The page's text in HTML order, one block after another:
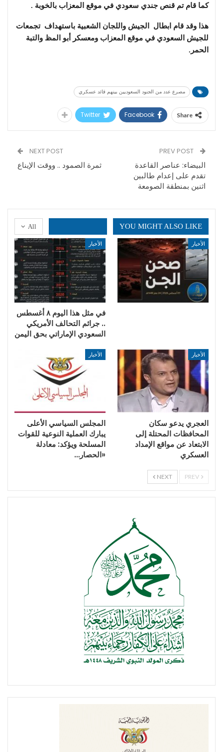
كما قام تم قنص جندي سعودي في موقع المعزاب بالخوبة .
هذا وقد قام ابطال الجيش واللجان الشعبية باستهداف تجمعات
للجيش السعودي في موقع المعزاب ومعسكر أبو المظ والتبة
الحمر.
مصرع عدد من الجنود السعوديين بينهم قائد عسكري
Share
Facebook
Twitter
البيضاء: عناصر القاعدة
تقدم على إعدام طالبين
اثنين بمنطقة الصومعة
NEXT POST
ثمرة الصمود .. ووقت الإيناع
All YOU MIGHT ALSO LIKE
الأخبار الأخبار
في مثل هذا اليوم ٨ أغسطس
.. جرائم التحالف الأمريكي
السعودي الإماراتي بحق اليمن
الأخبار
العجري يدعو سكان
المحافظات المحتلة إلى
الابتعاد عن مواقع الإمداد
العسكري
الأخبار
المجلس السياسي الأعلى
يبارك العملية النوعية للقوات
المسلحة ويؤكد: معادلة
«الحصار…
NEXT